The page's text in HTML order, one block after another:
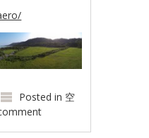
Posted in 空